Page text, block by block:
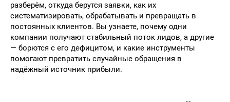
разберём, откуда берутся заявки, как их
систематизировать, обрабатывать и превращать в
постоянных клиентов. Вы узнаете, почему одни
компании получают стабильный поток лидов, а другие
— борются с его дефицитом, и какие инструменты
помогают превратить случайные обращения в
надёжный источник прибыли.